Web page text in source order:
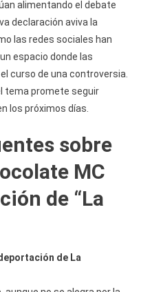
alimentando el debate
declaración aviva la
las redes sociales han
espacio donde las
curso de una controversia.
tema promete seguir
los próximos días.
sobre
MC
de “La
de La